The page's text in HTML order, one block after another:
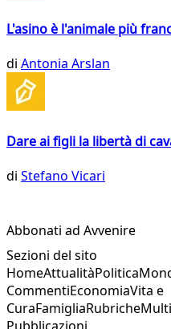
L'asino è l'animale più
di Antonia Arslan
Dare ai figli la libertà di
di Stefano Vicari
Abbonati ad Avvenire
Sezioni del sito
HomeAttualitàPolitica
CommentiEconomiaVita e
CuraFamigliaRubriche